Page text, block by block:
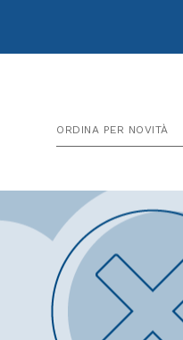
ORDINA PER NOVITÀ